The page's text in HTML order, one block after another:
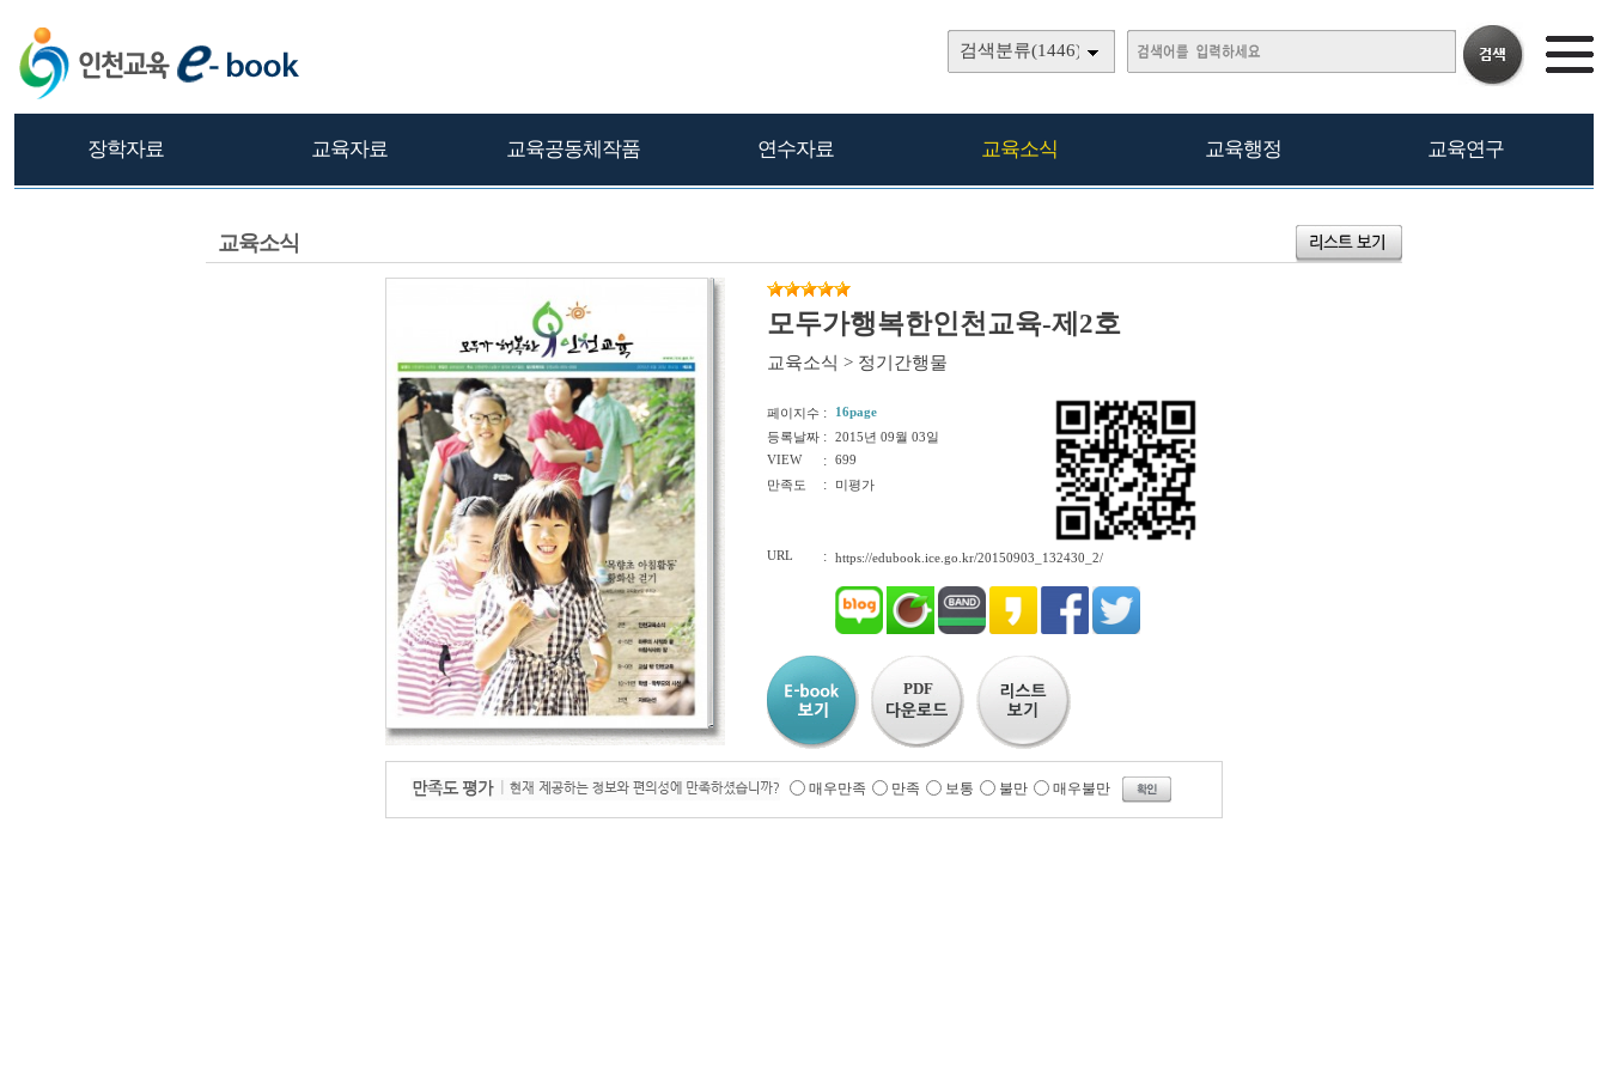
검색분류(1446)
장학자료 교육자료 교육공동체작품 연수자료 교육소식 교육행정 교육연구
교육소식
모두가행복한인천교육-제2호
교육소식 > 정기간행물
페이지수 :
16page
등록날짜 : 2015년 09월 03일
VIEW
: 699
만족도
: 미평가
URL : https://edubook.ice.go.kr/20150903_132430_2/
PDF
매우만족 만족 보통 불만 매우불만